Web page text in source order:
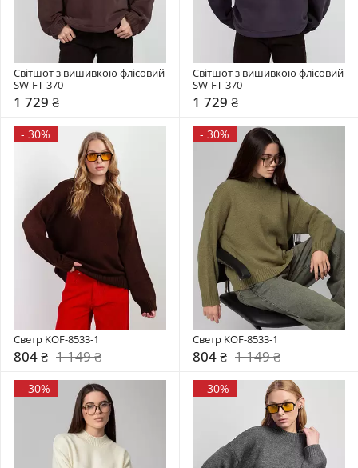
Світшот з вишивкою флісовий
SW-FT-370
1 729 ₴
Світшот з вишивкою флісовий
SW-FT-370
1 729 ₴
- 30%
Светр KOF-8533-1
804 ₴ 1 149 ₴
- 30%
Светр KOF-8533-1
804 ₴ 1 149 ₴
- 30% - 30%